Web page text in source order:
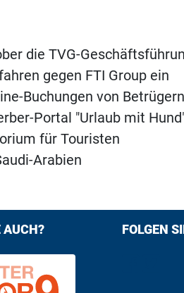
die TVG-
gegen FTI Group ein
Buchungen von Betrügern
Portal "Urlaub mit
für Touristen
Arabien
AUCH? FOLGEN